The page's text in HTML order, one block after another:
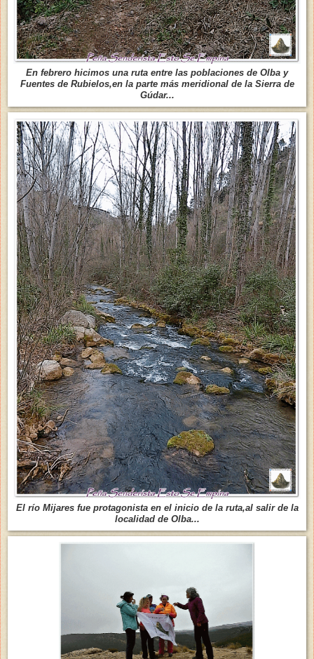
En febrero hicimos una ruta entre las poblaciones de Olba y
Fuentes de Rubielos,en la parte más meridional de la Sierra de
Gúdar...
El río Mijares fue protagonista en el inicio de la ruta,al salir de la
localidad de Olba...